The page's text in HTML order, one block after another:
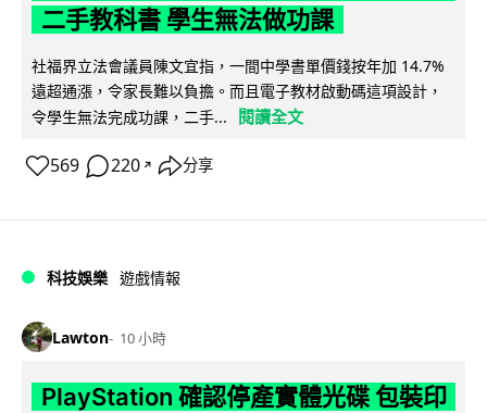
二手教科書 學生無法做功課
社福界立法會議員陳文宜指，一間中學書單價錢按年加 14.7%
遠超通漲，令家長難以負擔。而且電子教材啟動碼這項設計，
令學生無法完成功課，二手...
閱讀全文
569 220 ↗ 分享
科技娛樂 遊戲情報
Lawton 10 小時
PlayStation 確認停產實體光碟 包裝印